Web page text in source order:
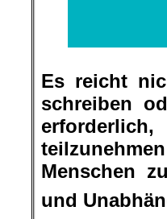
Es reicht
schreiben
Menschen
und